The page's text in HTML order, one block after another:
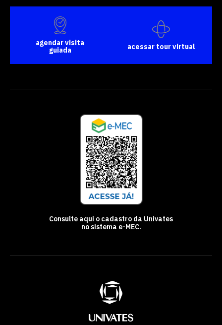
agendar visita
guiada
acessar tour virtual
Consulte aqui o cadastro da Univates
no sistema e-MEC.